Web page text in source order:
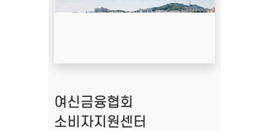
여신금융협회
소비자지원센터